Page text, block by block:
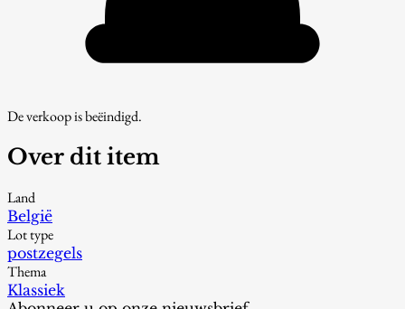
De verkoop is beëindigd.
Over dit item
Land
België
Lot type
postzegels
Thema
Klassiek